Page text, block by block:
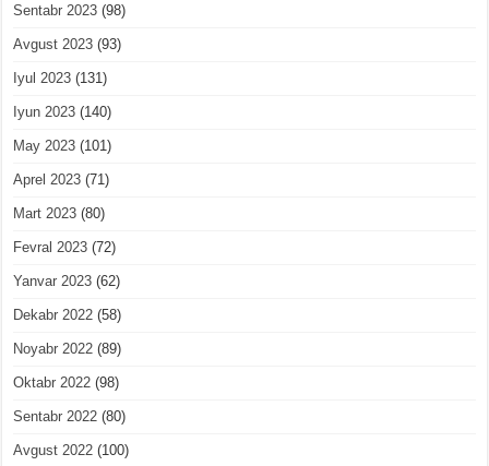
Sentabr 2023 (98)
Avgust 2023 (93)
Iyul 2023 (131)
Iyun 2023 (140)
May 2023 (101)
Aprel 2023 (71)
Mart 2023 (80)
Fevral 2023 (72)
Yanvar 2023 (62)
Dekabr 2022 (58)
Noyabr 2022 (89)
Oktabr 2022 (98)
Sentabr 2022 (80)
Avgust 2022 (100)